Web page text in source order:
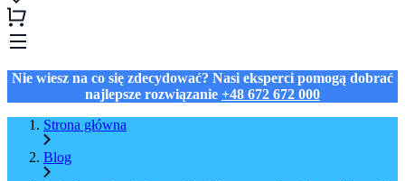
Nie wiesz na co się zdecydować? Nasi eksperci pomogą dobrać
najlepsze rozwiązanie +48 672 672 000
Strona główna
Blog